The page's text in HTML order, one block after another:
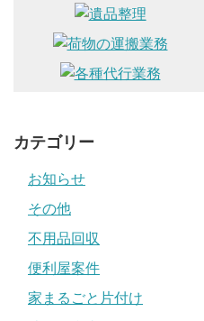
カテゴリー
お知らせ
その他
不用品回収
便利屋案件
家まるごと片付け